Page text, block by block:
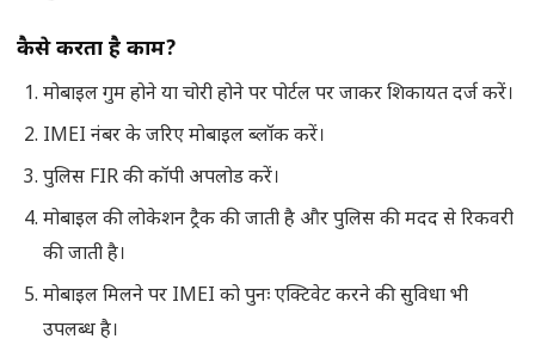
कैसे करता है काम?
मोबाइल गुम होने या चोरी होने पर पोर्टल पर जाकर शिकायत दर्ज करें।
IMEI नंबर के जरिए मोबाइल ब्लॉक करें।
पुलिस FIR की कॉपी अपलोड करें।
मोबाइल की लोकेशन ट्रैक की जाती है और पुलिस की मदद से रिकवरी
की जाती है।
मोबाइल मिलने पर IMEI को पुनः एक्टिवेट करने की सुविधा भी
उपलब्ध है।